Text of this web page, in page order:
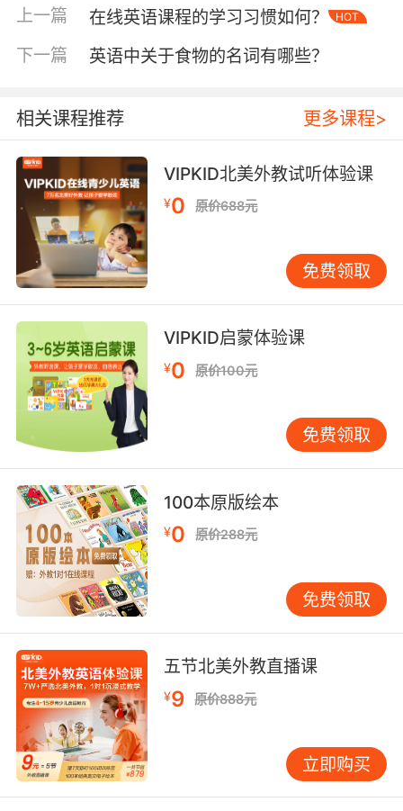
表达常见于米其林指南等权威评审体系。VIPKID
用"bursting with flavor"（迸发风味）等动态表
性，如中文"鲜掉眉毛"不宜直译为"fresh enough
to make eyebrows fall"。
三、时态与语境的配合技巧
食物新鲜度的描述需与烹饪阶段紧密结合。制备
前可用"pristine ingredients"（完美原料），烹
饪中强调"seasonal produce at its peak"（当季
食材的巅峰状态），完成后则转为"vibrant
presentation"（鲜活呈现）。哈佛大学饮食语言
学研究指出，专业厨师使用现在进行时描述烹饪
过程的比例比普通人多37%，如"The herbs are
releasing their essence right into the
sauce"（香草正在将精髓融入酱汁）。
四、文化差异的认知框架
东西方对"新鲜"的定义存在认知鸿沟。中文强
调"活鱼现杀"，对应英文更倾向"sustainably
sourced"（可持续来源）；法餐中的"a
point"（恰到好处）与中式"即宰即烹"的表达逻辑
迥异。VIPKID文化对比课程显示，83%学员误以
为"fresh out of the oven"等同于中文"热气腾
腾"，实则前者侧重温度状态，后者包含时间维
度。理解这种差异有助于避免跨文化交际中的误
判。
五、教学场景的实践应用
在VIPKID浸入式课堂中，教师常采用多模态教学
法：通过虚拟厨房直播讲解"gleaming with
freshness"（闪耀着新鲜感）的视觉判断，结合
香料嗅闻游戏训练"aromatic and
上一篇 在线英语课程的学习习惯如何？ HOT
下一篇 英语中关于食物的名词有哪些？
相关课程推荐 更多课程>
VIPKID北美外教试听体验课
¥0 原价688元
免费领取
VIPKID启蒙体验课
¥0 原价100元
免费领取
100本原版绘本
¥0 原价288元
免费领取
五节北美外教直播课
¥9 原价888元
立即购买